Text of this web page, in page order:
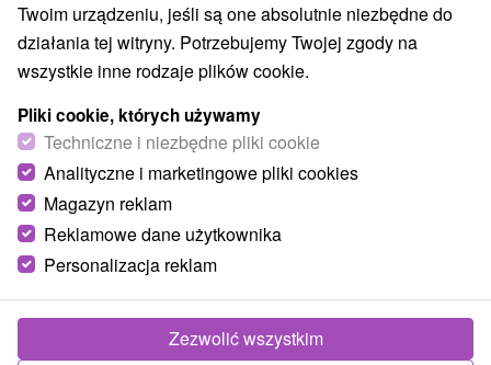
Twoim urządzeniu, jeśli są one absolutnie niezbędne do
działania tej witryny. Potrzebujemy Twojej zgody na
wszystkie inne rodzaje plików cookie.
Pliki cookie, których używamy
Techniczne i niezbędne pliki cookie
Analityczne i marketingowe pliki cookies
Magazyn reklam
Reklamowe dane użytkownika
Personalizacja reklam
Zezwolić wszystkim